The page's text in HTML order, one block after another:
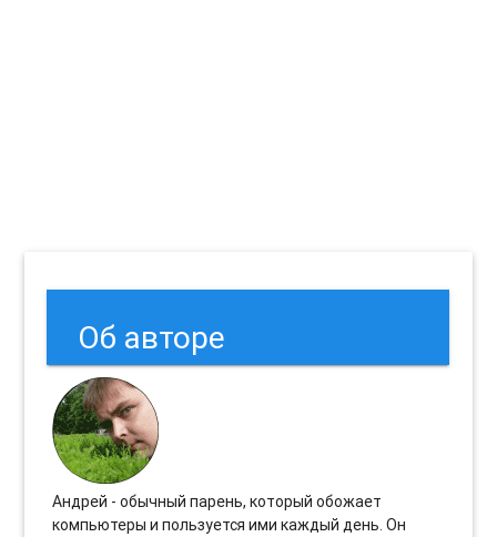
Об авторе
Андрей - обычный парень, который обожает
компьютеры и пользуется ими каждый день. Он